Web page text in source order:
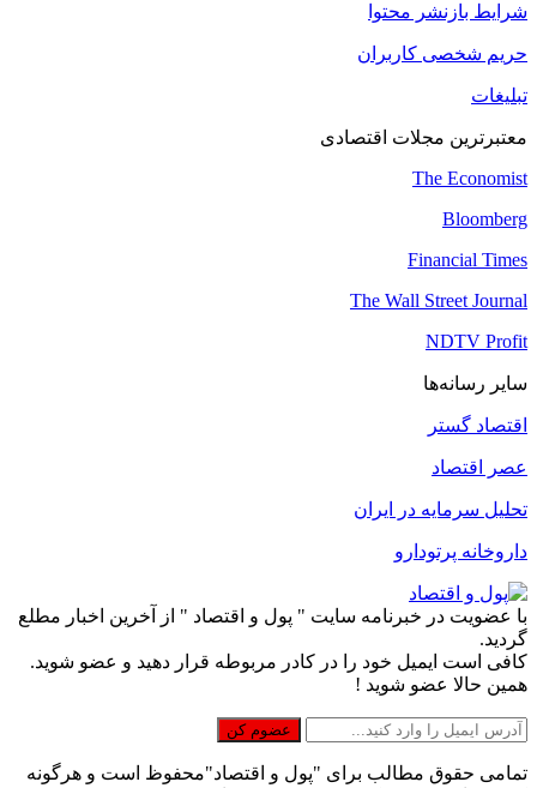
شرایط بازنشر محتوا
حریم شخصی کاربران
تبلیغات
معتبرترین مجلات اقتصادی
The Economist
Bloomberg
Financial Times
The Wall Street Journal
NDTV Profit
سایر رسانه‌ها
اقتصاد گستر
عصر اقتصاد
تحلیل سرمایه در ایران
داروخانه پرتودارو
با عضویت در خبرنامه سایت " پول و اقتصاد " از آخرین اخبار مطلع
گردید.
کافی است ایمیل خود را در کادر مربوطه قرار دهید و عضو شوید.
همین حالا عضو شوید !
تمامی حقوق مطالب برای "پول و اقتصاد"محفوظ است و هرگونه